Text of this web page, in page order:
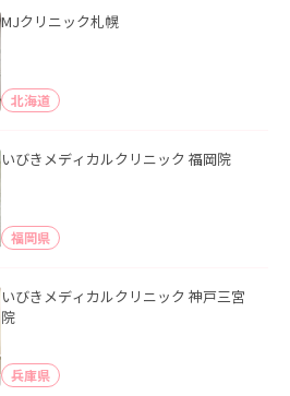
MJクリニック札幌
北海道
いびきメディカルクリニック 福岡院
福岡県
いびきメディカルクリニック 神戸三宮
院
兵庫県